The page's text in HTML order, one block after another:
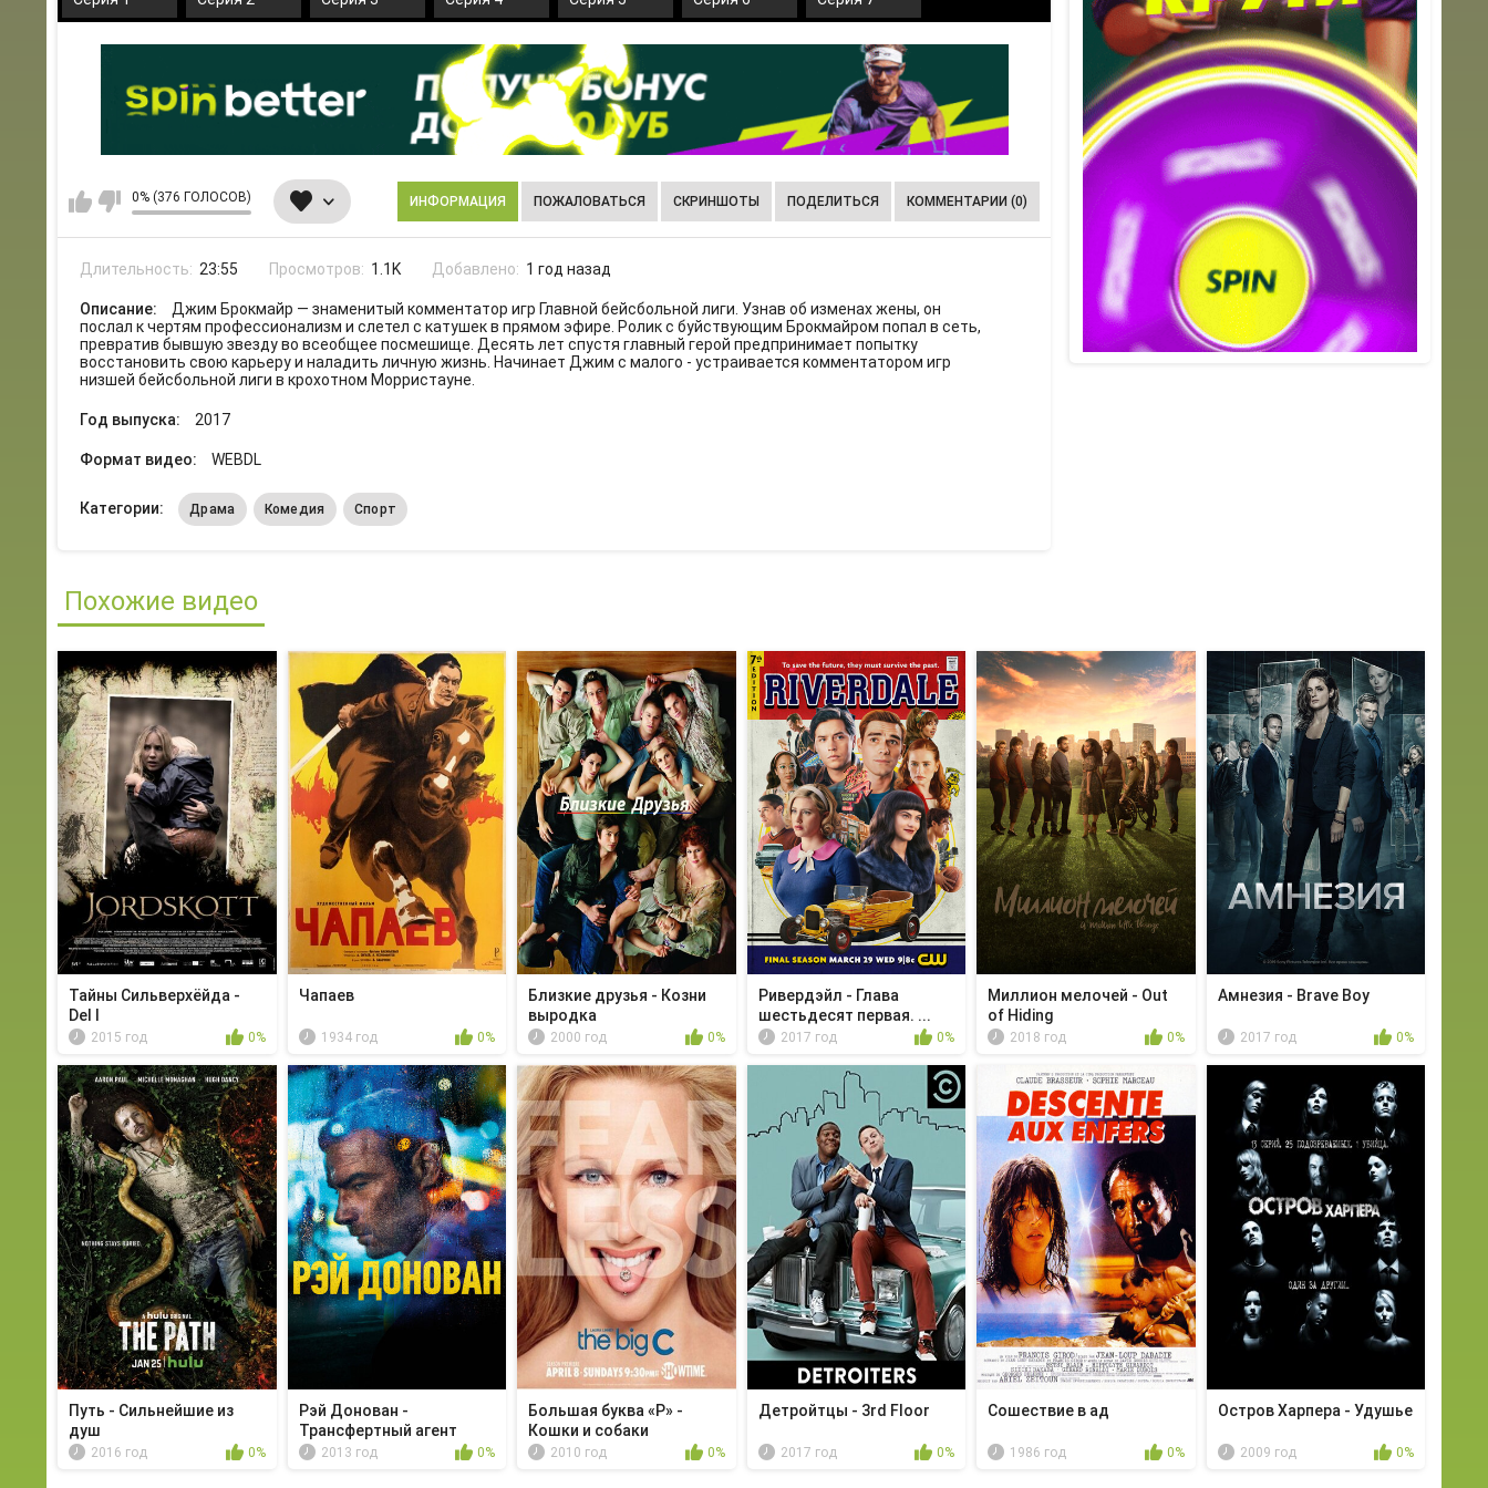
0% (376 ГОЛОСОВ) ИНФОРМАЦИЯ ПОЖАЛОВАТЬСЯ СКРИНШОТЫ ПОДЕЛИТЬСЯ КОММЕНТАРИИ (0)
Длительность: 23:55 Просмотров: 1.1K Добавлено: 1 год назад
Описание:
Джим Брокмайр — знаменитый комментатор игр Главной бейсбольной лиги. Узнав об изменах жены, он
послал к чертям профессионализм и слетел с катушек в прямом эфире. Ролик с буйствующим Брокмайром попал в сеть,
превратив бывшую звезду во всеобщее посмешище. Десять лет спустя главный герой предпринимает попытку
восстановить свою карьеру и наладить личную жизнь. Начинает Джим с малого - устраивается комментатором игр
низшей бейсбольной лиги в крохотном Морристауне.
Год выпуска: 2017
Формат видео: WEBDL
Категории: Драма Комедия Спорт
Похожие видео
Тайны Сильверхёйда -
Del I
2015 год 0%
Чапаев
1934 год 0%
Близкие друзья - Козни
выродка
2000 год 0%
Ривердэйл - Глава
шестьдесят первая. ...
2017 год 0%
Миллион мелочей - Out
of Hiding
2018 год 0%
Амнезия - Brave Boy
2017 год 0%
Путь - Сильнейшие из
душ
2016 год 0%
Рэй Донован -
Трансфертный агент
2013 год 0%
Большая буква «Р» -
Кошки и собаки
2010 год 0%
Детройтцы - 3rd Floor
2017 год 0%
Сошествие в ад
1986 год 0%
Остров Харпера - Удушье
2009 год 0%